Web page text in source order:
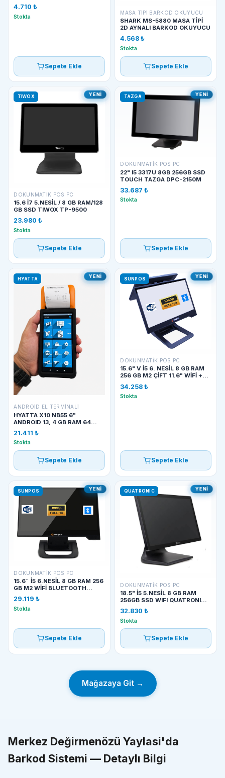
4.710 ₺
Stokta
Sepete Ekle
MASA TIPI BARKOD OKUYUCU
SHARK MS-5880 MASA TİPİ
2D AYNALI BARKOD OKUYUCU
4.568 ₺
Stokta
Sepete Ekle
YENI
TİWOX
DOKUNMATIK POS PC
15.6 İ7 5.NESİL / 8 GB RAM/128
GB SSD TIWOX TP-9500
23.980 ₺
Stokta
Sepete Ekle
YENI
TAZGA
DOKUNMATIK POS PC
22" I5 3317U 8GB 256GB SSD
TOUCH TAZGA DPC-2150M
33.687 ₺
Stokta
Sepete Ekle
YENI
HYATTA
ANDROID EL TERMINALI
HYATTA X10 NB55 6"
ANDROID 13, 4 GB RAM 64
21.411 ₺
Stokta
Sepete Ekle
YENI
SUNPOS
DOKUNMATIK POS PC
15.6" V İ5 6. NESİL 8 GB RAM
256 GB M2 ÇİFT 11.6" WİFİ +
34.258 ₺
Stokta
Sepete Ekle
YENI
SUNPOS
DOKUNMATIK POS PC
15.6¨ İ5 6.NESİL 8 GB RAM 256
GB M2 WİFİ BLUETOOTH
SUNPOS SGI1560I
29.119 ₺
Stokta
Sepete Ekle
YENI
QUATRONIC
DOKUNMATIK POS PC
18.5" İ5 5.NESİL 8 GB RAM
256GB SSD WIFI QUATRONIC
P1815
32.830 ₺
Stokta
Sepete Ekle
Mağazaya Git →
Merkez Değirmenözü Yaylasi'da
Barkod Sistemi — Detaylı Bilgi